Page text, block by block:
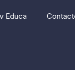
Educa